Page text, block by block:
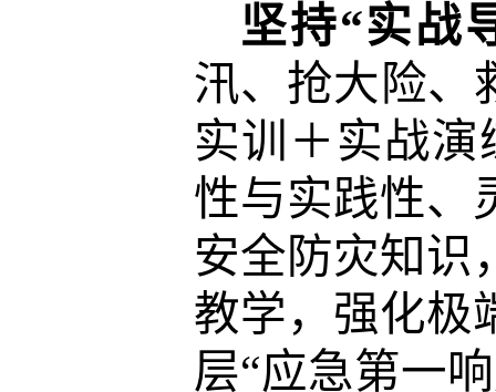
坚持“实战
汛、抢大险、
实训＋实战
性与实践性、
安全防灾知识
教学，强化极
层“应急第一